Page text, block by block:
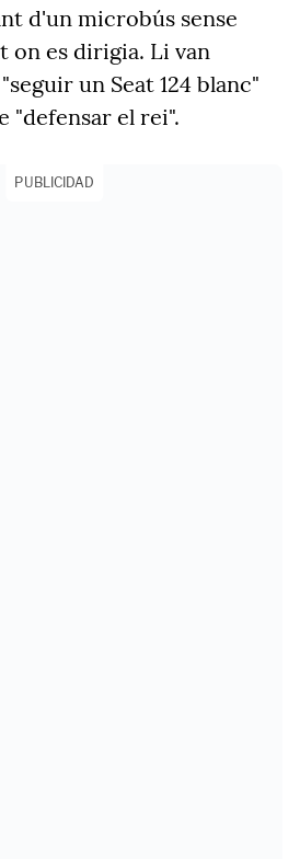
d'un microbús sense
on es dirigia. Li van
un Seat 124 blanc"
"defensar el rei".
PUBLICIDAD